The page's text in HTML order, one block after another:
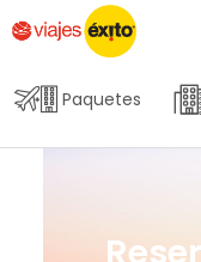
Paquetes